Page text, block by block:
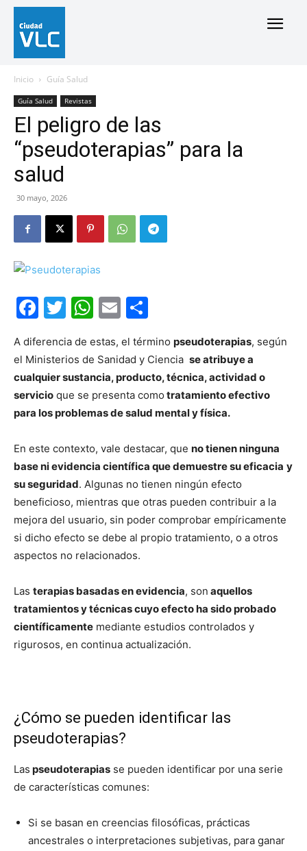
Inicio Guía Salud
Guía Salud Revistas
El peligro de las
“pseudoterapias” para la
salud
30 mayo, 2026
Facebook
Twitter
WhatsApp
Email
A diferencia de estas, el término pseudoterapias, según
el Ministerios de Sanidad y Ciencia se atribuye a
cualquier sustancia, producto, técnica, actividad o
servicio que se presenta como tratamiento efectivo
para los problemas de salud mental y física.
En este contexto, vale destacar, que no tienen ninguna
base ni evidencia científica que demuestre su eficacia y
su seguridad. Algunas no tienen ningún efecto
beneficioso, mientras que otras pueden contribuir a la
mejora del usuario, sin poder comprobar empíricamente
si dicho efecto se debe al propio tratamiento, o a otros
aspectos no relacionados.
Las terapias basadas en evidencia, son aquellos
tratamientos y técnicas cuyo efecto ha sido probado
científicamente mediante estudios controlados y
rigurosos, en continua actualización.
¿Cómo se pueden identificar las
pseudoterapias?
Las pseudoterapias se pueden identificar por una serie
de características comunes:
Si se basan en creencias filosóficas, prácticas
ancestrales o interpretaciones subjetivas, para ganar